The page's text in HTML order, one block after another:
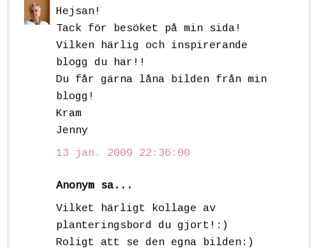
Hejsan!
Tack för besöket på min sida!
Vilken härlig och inspirerande
blogg du har!!
Du får gärna låna bilden från min
blogg!
Kram
Jenny
13 jan. 2009 22:36:00
Anonym sa...
Vilket härligt kollage av
planteringsbord du gjort!:)
Roligt att se den egna bilden:)